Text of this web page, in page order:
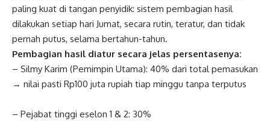
paling kuat di tangan penyidik: sistem pembagian hasil
dilakukan setiap hari Jumat, secara rutin, teratur, dan tidak
pernah putus, selama bertahun-tahun.
Pembagian hasil diatur secara jelas persentasenya:
– Silmy Karim (Pemimpin Utama): 40% dari total pemasukan
→ nilai pasti Rp100 juta rupiah tiap minggu tanpa terputus
– Pejabat tinggi eselon 1 & 2: 30%